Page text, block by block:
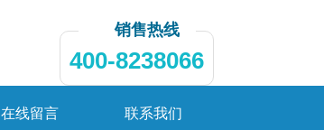
销售热线
400-8238066
在线留言 联系我们